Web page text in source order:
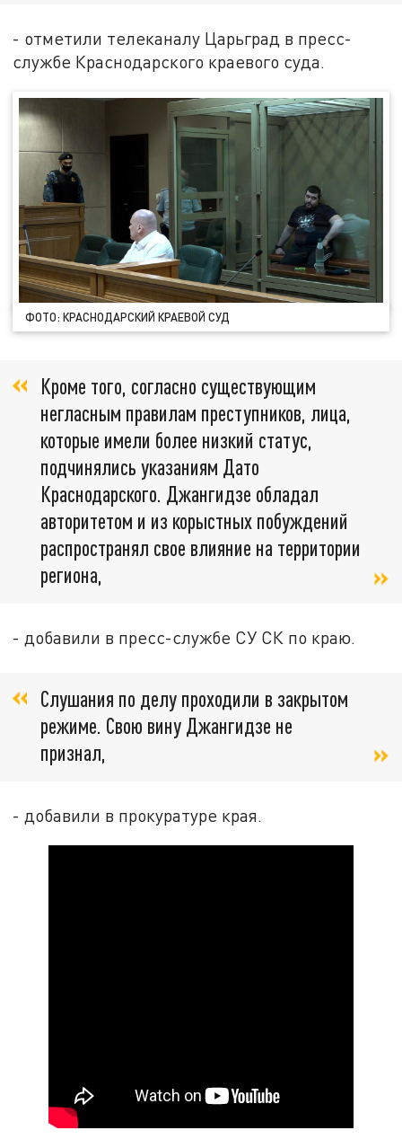
- отметили телеканалу Царьград в пресс-
службе Краснодарского краевого суда.
ФОТО: КРАСНОДАРСКИЙ КРАЕВОЙ СУД
Кроме того, согласно существующим
негласным правилам преступников, лица,
которые имели более низкий статус,
подчинялись указаниям Дато
Краснодарского. Джангидзе обладал
авторитетом и из корыстных побуждений
распространял свое влияние на территории
региона,
- добавили в пресс-службе СУ СК по краю.
Слушания по делу проходили в закрытом
режиме. Свою вину Джангидзе не
признал,
- добавили в прокуратуре края.